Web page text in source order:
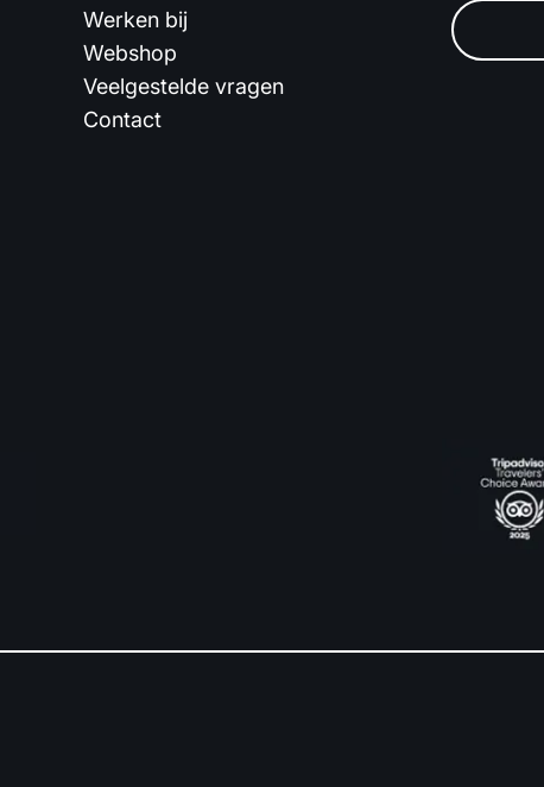
Werken bij
Webshop
Veelgestelde vragen
Contact